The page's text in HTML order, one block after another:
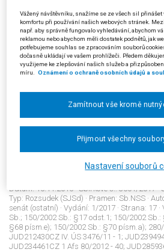
3500/2017
Řízení před soudem: žaloba proti
správního orgánu
Datum:10.11.2016· Sbírkové č.:3500/2017·
Typ:Rozsudek (SJS)· Pramen:Sb.NSS·
Sb.: §69; 150/2002 Sb.: §79; JUD196522CZ
JUD326344CZ 5 As 9/2015 - 59;
prodloužení lhůty pro podání daňového
Datum: 10.11.2016 · Sbírkové č.: 3501/2017
Typ: Rozsudek (SJSd) · Pramen: Sb.NSS ·
senát (ostatní) · Vydání: 1/2017 · Strana: 17
Sb.; 150/2002 Sb.: §17 odst.1; 150/2002
§68 písm.e); 150/2002 Sb.: §70 písm.a);
JUD212430CZ IV. ÚS 3476/11 - 1;
JUD234461CZ 1 Afs 80/2012 - 40;
Vážený návštěvníku, snažíme se ze všech sil
komfortu při používání našich webových stránek.
např. aby správně fungovalo vyhledávání, abychom
reklamou nebo abychom měli dostatek podnětů, jak
potřebujeme souhlas se zpracováním souborů
dočasně ukládají ve vašem prohlížeči. Předem
využijeme ke zlepšování našich služeb a
míru.
Oznámení o ochraně osobních údajů a
Nastavení souborů
Zamítnout vše kromě
Přijmout všechny